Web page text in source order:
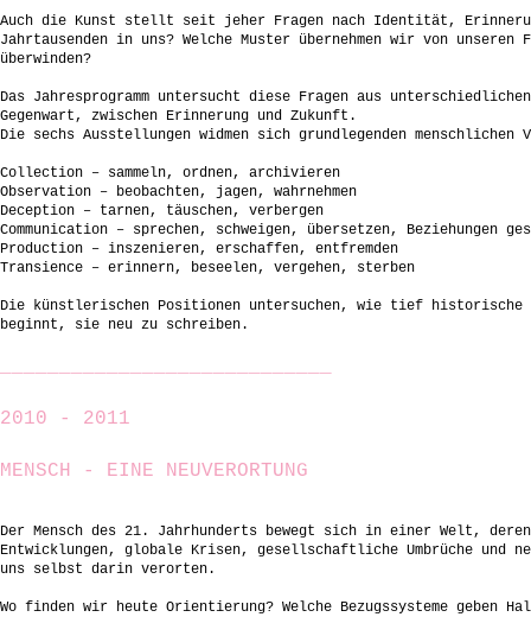
Auch die Kunst stellt seit jeher Fragen nach Identität,
Jahrtausenden in uns? Welche Muster übernehmen wir von
überwinden?
Das Jahresprogramm untersucht diese Fragen aus
Gegenwart, zwischen Erinnerung und Zukunft.
Die sechs Ausstellungen widmen sich grundlegenden menschlichen
Collection – sammeln, ordnen, archivieren
Observation – beobachten, jagen, wahrnehmen
Deception – tarnen, täuschen, verbergen
Communication – sprechen, schweigen, übersetzen, Beziehungen
Production – inszenieren, erschaffen, entfremden
Transience – erinnern, beseelen, vergehen, sterben
Die künstlerischen Positionen untersuchen, wie tief historische
beginnt, sie neu zu schreiben.
2010 - 2011
MENSCH - EINE NEUVERORTUNG
Der Mensch des 21. Jahrhunderts bewegt sich in einer Welt,
Entwicklungen, globale Krisen, gesellschaftliche Umbrüche und
uns selbst darin verorten.
Wo finden wir heute Orientierung? Welche Bezugssysteme